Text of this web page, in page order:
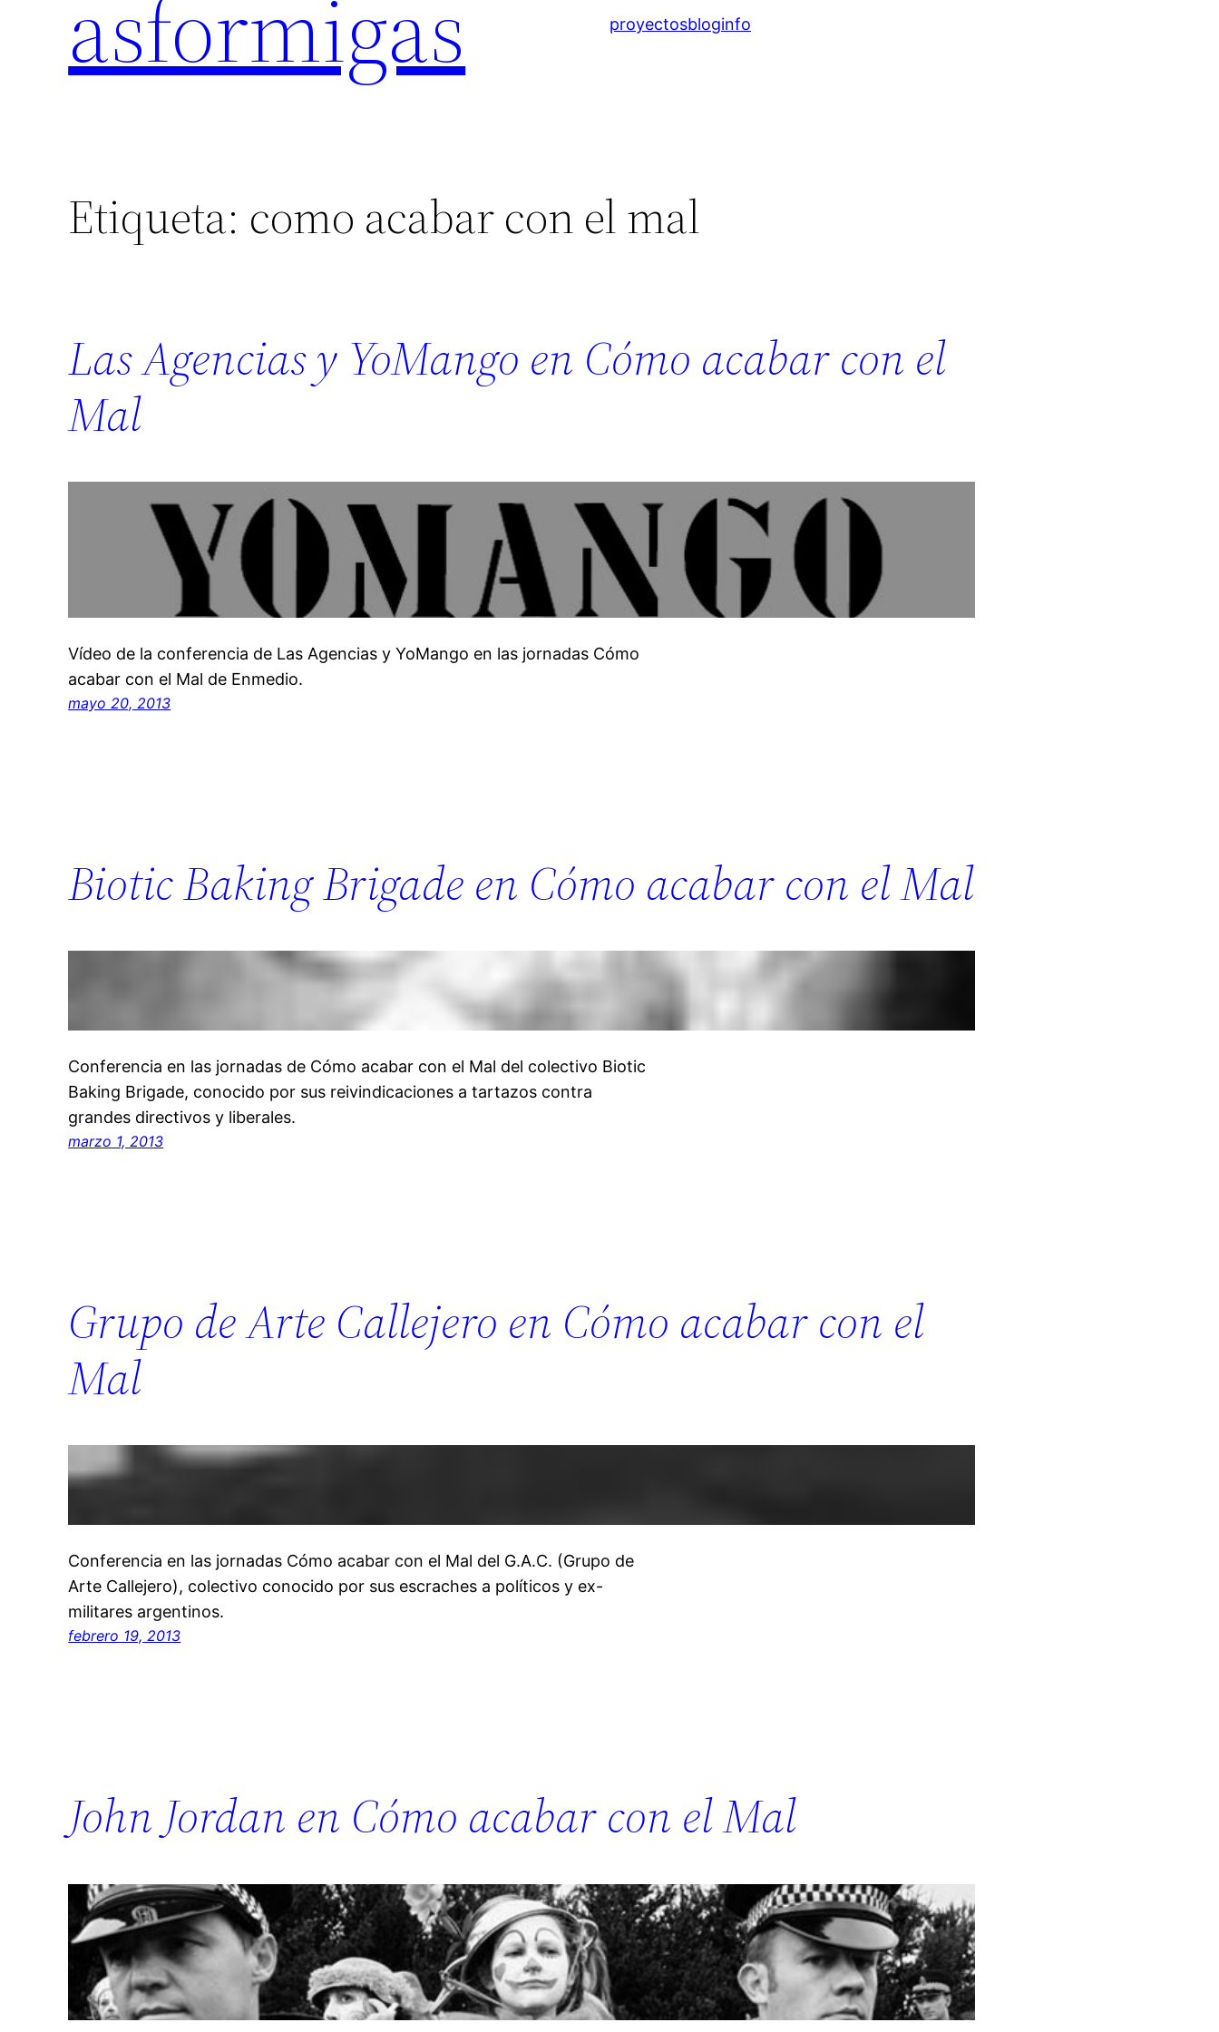
asformigas proyectosbloginfo
Etiqueta: como acabar con el mal
Las Agencias y YoMango en Cómo acabar con el
Mal
Vídeo de la conferencia de Las Agencias y YoMango en las jornadas Cómo
acabar con el Mal de Enmedio.
mayo 20, 2013
Biotic Baking Brigade en Cómo acabar con el Mal
Conferencia en las jornadas de Cómo acabar con el Mal del colectivo Biotic
Baking Brigade, conocido por sus reivindicaciones a tartazos contra
grandes directivos y liberales.
marzo 1, 2013
Grupo de Arte Callejero en Cómo acabar con el
Mal
Conferencia en las jornadas Cómo acabar con el Mal del G.A.C. (Grupo de
Arte Callejero), colectivo conocido por sus escraches a políticos y ex-
militares argentinos.
febrero 19, 2013
John Jordan en Cómo acabar con el Mal